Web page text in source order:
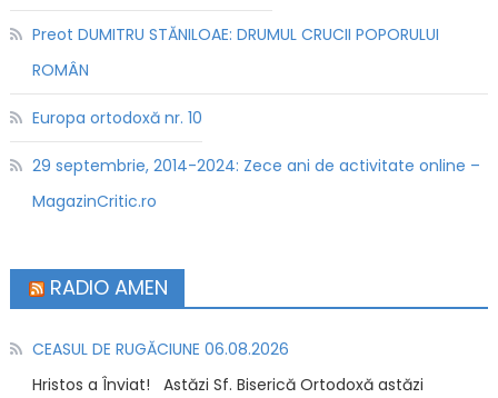
Preot DUMITRU STĂNILOAE: DRUMUL CRUCII POPORULUI
ROMÂN
Europa ortodoxă nr. 10
29 septembrie, 2014-2024: Zece ani de activitate online –
MagazinCritic.ro
RADIO AMEN
CEASUL DE RUGĂCIUNE 06.08.2026
Hristos a Înviat! Astăzi Sf. Biserică Ortodoxă astăzi